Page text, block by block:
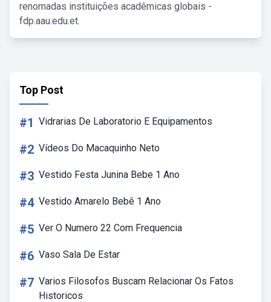
renomadas instituições acadêmicas globais -
fdp.aau.edu.et.
Top Post
#1 Vidrarias De Laboratorio E Equipamentos
#2 Vídeos Do Macaquinho Neto
#3 Vestido Festa Junina Bebe 1 Ano
#4 Vestido Amarelo Bebê 1 Ano
#5 Ver O Numero 22 Com Frequencia
#6 Vaso Sala De Estar
#7 Varios Filosofos Buscam Relacionar Os Fatos
Historicos